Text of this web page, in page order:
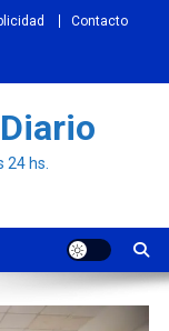
Contacto
hs.